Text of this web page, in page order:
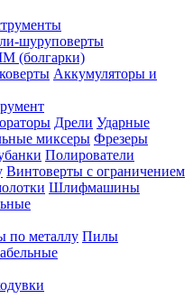
шуруповерты
(болгарки)
Аккумуляторы и
Дрели Ударные
миксеры Фрезеры
Полирователи
Винтоверты с ограничением
Шлифмашины
по металлу Пилы